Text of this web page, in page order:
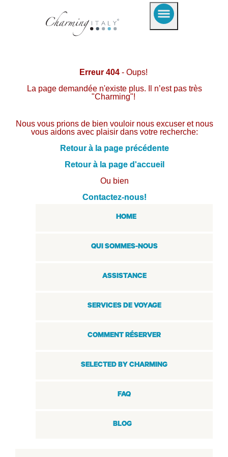
Erreur 404 - Oups!
La page demandée n'existe plus. Il n’est pas très
"Charming"!
Nous vous prions de bien vouloir nous excuser et nous
vous aidons avec plaisir dans votre recherche:
Retour à la page précédente
Retour à la page d'accueil
Ou bien
Contactez-nous!
HOME
QUI SOMMES-NOUS
ASSISTANCE
SERVICES DE VOYAGE
COMMENT RÉSERVER
SELECTED BY CHARMING
FAQ
BLOG